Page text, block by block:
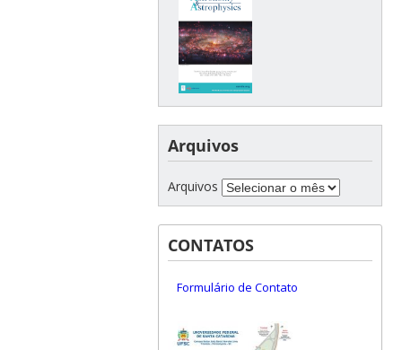
Arquivos
Arquivos
CONTATOS
Formulário de Contato